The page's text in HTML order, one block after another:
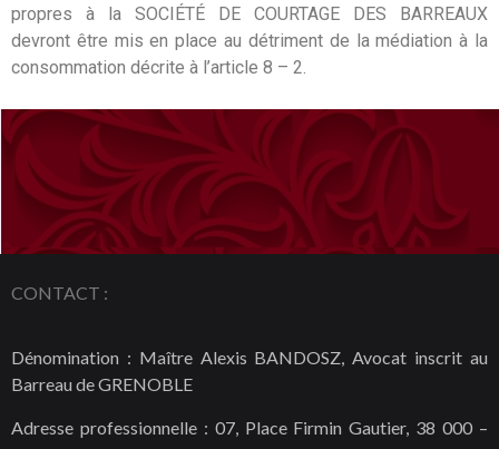
propres à la SOCIÉTÉ DE COURTAGE DES BARREAUX
devront être mis en place au détriment de la médiation à la
consommation décrite à l’article 8 – 2.
CONTACT :
Dénomination : Maître Alexis BANDOSZ, Avocat inscrit au
Barreau de GRENOBLE
Adresse professionnelle : 07, Place Firmin Gautier, 38 000 –